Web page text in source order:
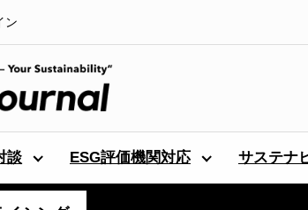
ン
談 ESG評価機関対応 サステナ